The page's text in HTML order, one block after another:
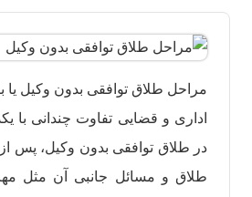
مراحل طلاق توافقی بدون وکیل یا
اداری و قضایی تفاوت چندانی با
در طلاق توافقی بدون وکیل، پس
طلاق و مسائل جانبی آن مثل